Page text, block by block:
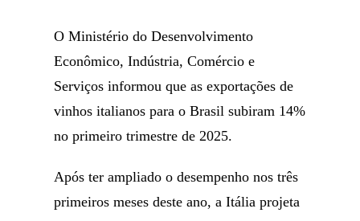
O Ministério do Desenvolvimento
Econômico, Indústria, Comércio e
Serviços informou que as exportações de
vinhos italianos para o Brasil subiram 14%
no primeiro trimestre de 2025.
Após ter ampliado o desempenho nos três
primeiros meses deste ano, a Itália projeta